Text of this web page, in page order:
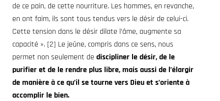
de ce pain, de cette nourriture. Les hommes, en revanche,
en ont faim, ils sont tous tendus vers le désir de celui-ci.
Cette tension dans le désir dilate l’âme, augmente sa
capacité ». [2] Le jeûne, compris dans ce sens, nous
permet non seulement de discipliner le désir, de le
purifier et de le rendre plus libre, mais aussi de l’élargir
de manière à ce qu’il se tourne vers Dieu et s’oriente à
accomplir le bien.